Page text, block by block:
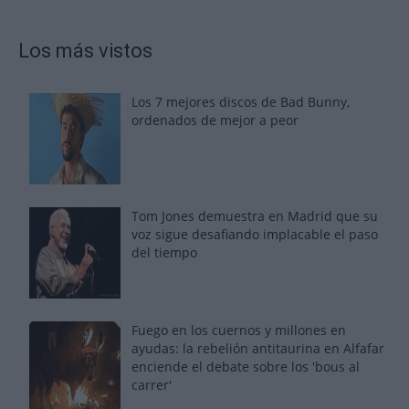
Los más vistos
Los 7 mejores discos de Bad Bunny,
ordenados de mejor a peor
Tom Jones demuestra en Madrid que su
voz sigue desafiando implacable el paso
del tiempo
Fuego en los cuernos y millones en
ayudas: la rebelión antitaurina en Alfafar
enciende el debate sobre los 'bous al
carrer'